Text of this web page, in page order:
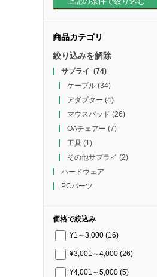
商品カテゴリ
絞り込みを解除
サプライ (74)
ケーブル(34)
アダプター (4)
マウスパッド (26)
OAチェアー (7)
工具(1)
その他サプライ (2)
ハードウェア
PCパーツ
価格で絞込み
¥1～3,000 (16)
¥3,001～4,000 (26)
¥4,001～5,000 (5)